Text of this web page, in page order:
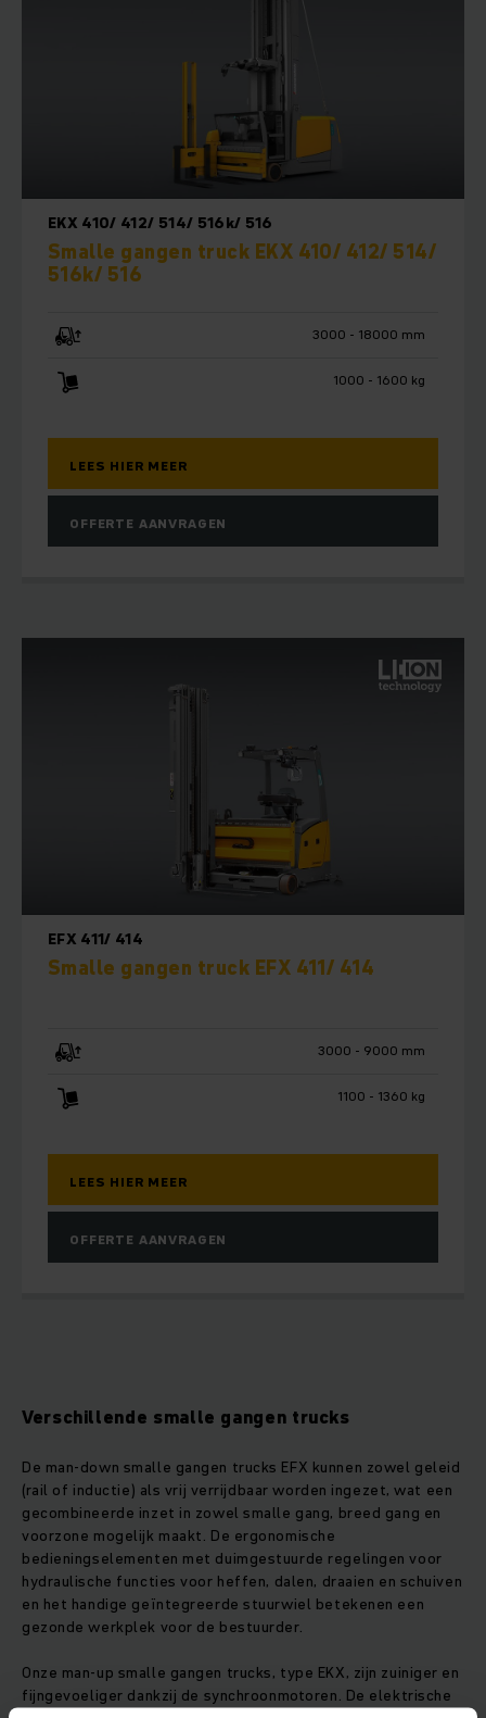
EKX 410/ 412/ 514/ 516k/ 516
Smalle gangen truck EKX 410/ 412/ 514/
516k/ 516
3000 - 18000 mm
1000 - 1600 kg
LEES HIER MEER
OFFERTE AANVRAGEN
EFX 411/ 414
Smalle gangen truck EFX 411/ 414
3000 - 9000 mm
1100 - 1360 kg
LEES HIER MEER
OFFERTE AANVRAGEN
Verschillende smalle gangen trucks
De man-down smalle gangen trucks EFX kunnen zowel geleid
(rail of inductie) als vrij verrijdbaar worden ingezet, wat een
gecombineerde inzet in zowel smalle gang, breed gang en
voorzone mogelijk maakt. De ergonomische
bedieningselementen met duimgestuurde regelingen voor
hydraulische functies voor heffen, dalen, draaien en schuiven
en het handige geïntegreerde stuurwiel betekenen een
gezonde werkplek voor de bestuurder.
Onze man-up smalle gangen trucks, type EKX, zijn zuiniger en
fijngevoeliger dankzij de synchroonmotoren. De elektrische